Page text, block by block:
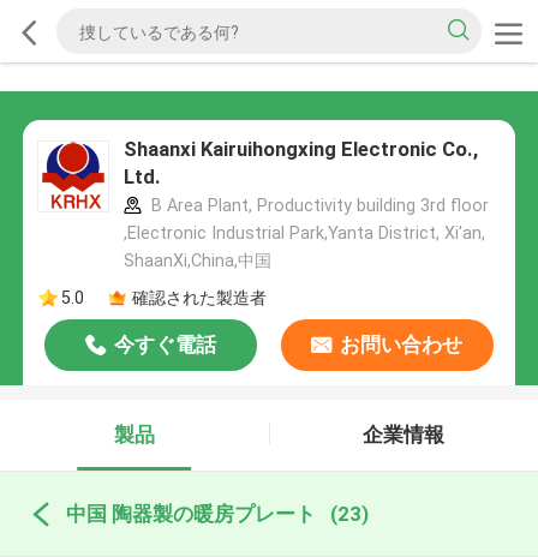
Shaanxi Kairuihongxing Electronic Co.,
Ltd.
B Area Plant, Productivity building 3rd floor
,Electronic Industrial Park,Yanta District, Xi'an,
ShaanXi,China,中国
5.0
確認された製造者
今すぐ電話 お問い合わせ
製品 企業情報
中国 陶器製の暖房プレート (23)